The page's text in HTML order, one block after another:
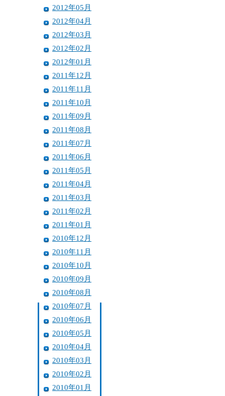
2012年05月
2012年04月
2012年03月
2012年02月
2012年01月
2011年12月
2011年11月
2011年10月
2011年09月
2011年08月
2011年07月
2011年06月
2011年05月
2011年04月
2011年03月
2011年02月
2011年01月
2010年12月
2010年11月
2010年10月
2010年09月
2010年08月
2010年07月
2010年06月
2010年05月
2010年04月
2010年03月
2010年02月
2010年01月